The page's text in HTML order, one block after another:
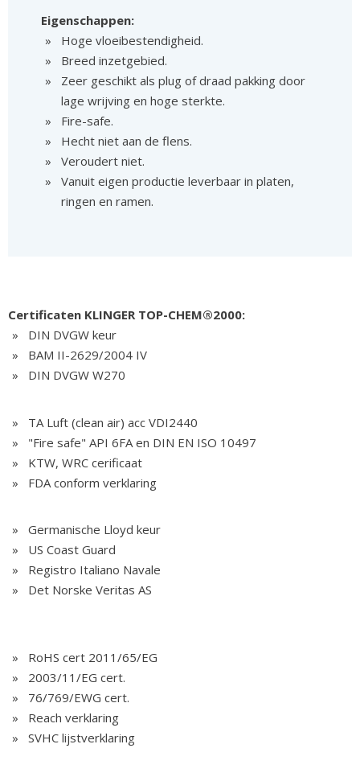
Eigenschappen:
Hoge vloeibestendigheid.
Breed inzetgebied.
Zeer geschikt als plug of draad pakking door
lage wrijving en hoge sterkte.
Fire-safe.
Hecht niet aan de flens.
Veroudert niet.
Vanuit eigen productie leverbaar in platen,
ringen en ramen.
Certificaten KLINGER TOP-CHEM®2000:
DIN DVGW keur
BAM II-2629/2004 IV
DIN DVGW W270
TA Luft (clean air) acc VDI2440
"Fire safe" API 6FA en DIN EN ISO 10497
KTW, WRC cerificaat
FDA conform verklaring
Germanische Lloyd keur
US Coast Guard
Registro Italiano Navale
Det Norske Veritas AS
RoHS cert 2011/65/EG
2003/11/EG cert.
76/769/EWG cert.
Reach verklaring
SVHC lijstverklaring